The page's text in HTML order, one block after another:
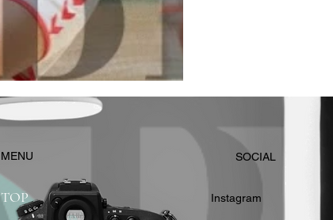
​MENU
TOP
​SOCIAL
Instagram